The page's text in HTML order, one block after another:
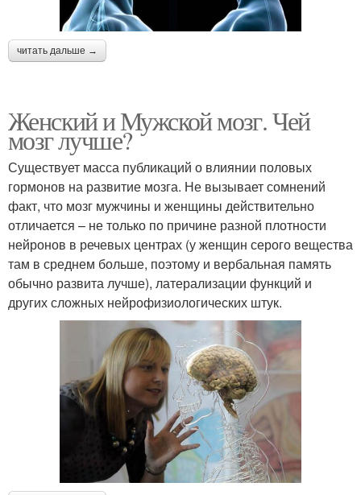
читать дальше →
Женский и Мужской мозг. Чей
мозг лучше?
Существует масса публикаций о влиянии половых
гормонов на развитие мозга. Не вызывает сомнений
факт, что мозг мужчины и женщины действительно
отличается – не только по причине разной плотности
нейронов в речевых центрах (у женщин серого вещества
там в среднем больше, поэтому и вербальная память
обычно развита лучше), латерализации функций и
других сложных нейрофизиологических штук.